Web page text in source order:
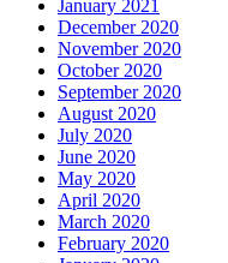
January 2021
December 2020
November 2020
October 2020
September 2020
August 2020
July 2020
June 2020
May 2020
April 2020
March 2020
February 2020